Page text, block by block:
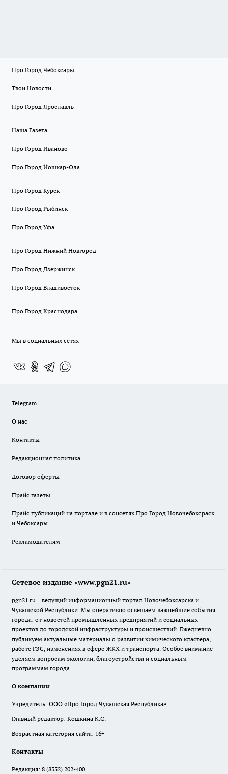
Про Город Чебоксары
Твои Новости
Про Город Ярославль
Наша Газета
Про Город Иваново
Про Город Йошкар-Ола
Про Город Курск
Про Город Рыбинск
Про Город Уфа
Про Город Нижний Новгород
Про Город Дзержинск
Про Город Владивосток
Про Город Краснодара
Мы в социальных сетях
Telegram
О нас
Контакты
Редакционная политика
Договор оферты
Прайс газеты
Прайс публикаций на портале и в соцсетях Про Город Новочебоксраск
и Чебоксары
Рекламодателям
Сетевое издание «www.pgn21.ru»
pgn21.ru – ведущий информационный портал Новочебоксарска и
Чувашской Республики. Мы оперативно освещаем важнейшие события
города: от новостей промышленных предприятий и социальных
проектов до городской инфраструктуры и происшествий. Ежедневно
публикуем актуальные материалы о развитии химического кластера,
работе ГЭС, изменениях в сфере ЖКХ и транспорта. Особое внимание
уделяем вопросам экологии, благоустройства и социальным
программам города.
О компании
Учредитель: ООО «Про Город Чувашская Республика»
Главный редактор: Кошкина К.С.
Возрастная категория сайта: 16+
Контакты
Редакция: 8 (8352) 202-400